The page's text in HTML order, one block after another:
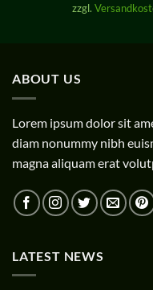
zzgl.
ABOUT US
Lorem ipsum dolor sit
diam nonummy nibh
magna aliquam erat
LATEST NEWS